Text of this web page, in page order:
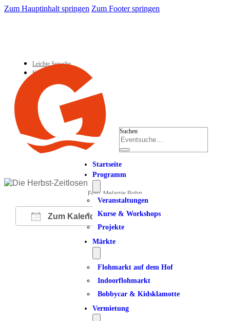
Zum Hauptinhalt springen Zum Footer springen
Leichte Sprache
Kontakt
Suchen
Startseite
Programm
Veranstaltungen
Kurse & Workshops
Projekte
Märkte
Flohmarkt auf dem Hof
Indoorflohmarkt
Bobbycar & Kidsklamotte
Vermietung
Foto: Melanie Bohn
Zum Kalender hinzufügen
ICS herunterladen
Google Kalender
iCalendarOffice 365